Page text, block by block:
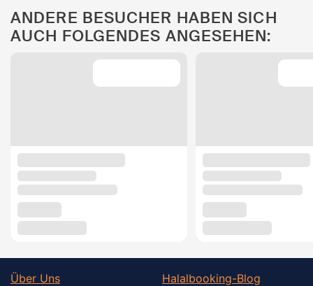
ANDERE BESUCHER HABEN SICH
AUCH FOLGENDES ANGESEHEN:
Über Uns
Halalbooking-Blog